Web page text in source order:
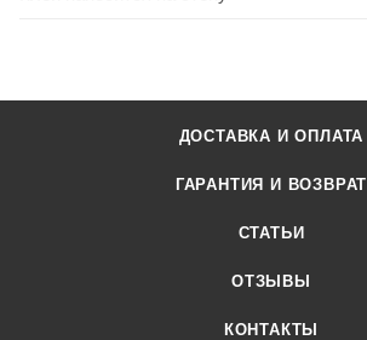
ДОСТАВКА И ОПЛАТА
ГАРАНТИЯ И ВОЗВРАТ
СТАТЬИ
ОТЗЫВЫ
КОНТАКТЫ